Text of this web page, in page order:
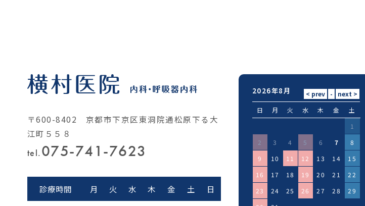
〒600-8402 京都市下京区東洞院通松原下る大
江町５５８
tel.075-741-7623
診療時間 月 火 水 木 金 土 日
2026年8月
日 月 火 水 木 金
土
1
2
3 4 5 6 7
8
9
10 11 12 13 14
15
16
17 18 19 20 21
22
23
24 25 26 27 28
29